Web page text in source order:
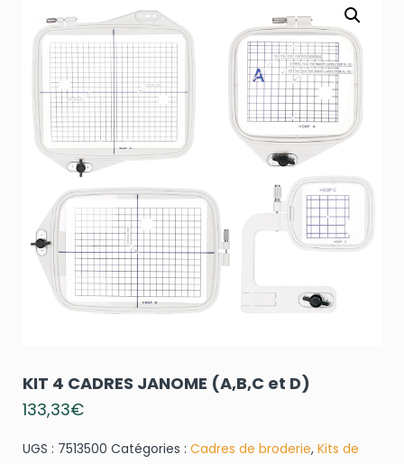
KIT 4 CADRES JANOME (A,B,C et D)
133,33€
UGS : 7513500 Catégories : Cadres de broderie, Kits de